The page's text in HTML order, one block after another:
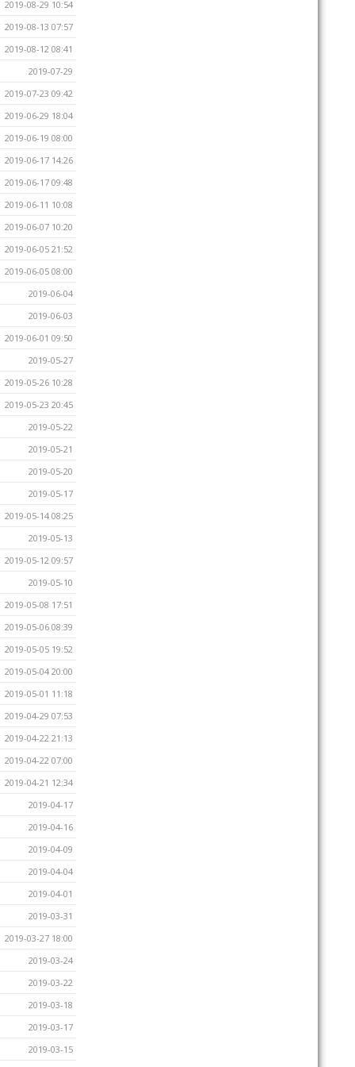
2019-08-29 10:54
2019-08-13 07:57
2019-08-12 08:41
2019-07-29
2019-07-23 09:42
2019-06-29 18:04
2019-06-19 08:00
2019-06-17 14:26
2019-06-17 09:48
2019-06-11 10:08
2019-06-07 10:20
2019-06-05 21:52
2019-06-05 08:00
2019-06-04
2019-06-03
2019-06-01 09:50
2019-05-27
2019-05-26 10:28
2019-05-23 20:45
2019-05-22
2019-05-21
2019-05-20
2019-05-17
2019-05-14 08:25
2019-05-13
2019-05-12 09:57
2019-05-10
2019-05-08 17:51
2019-05-06 08:39
2019-05-05 19:52
2019-05-04 20:00
2019-05-01 11:18
2019-04-29 07:53
2019-04-22 21:13
2019-04-22 07:00
2019-04-21 12:34
2019-04-17
2019-04-16
2019-04-09
2019-04-04
2019-04-01
2019-03-31
2019-03-27 18:00
2019-03-24
2019-03-22
2019-03-18
2019-03-17
2019-03-15